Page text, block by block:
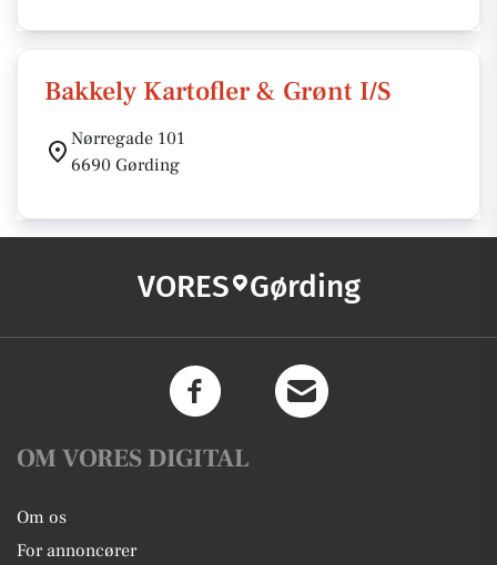
Bakkely Kartofler & Grønt I/S
Nørregade 101
6690 Gørding
VORES Gørding
OM VORES DIGITAL
Om os
For annoncører